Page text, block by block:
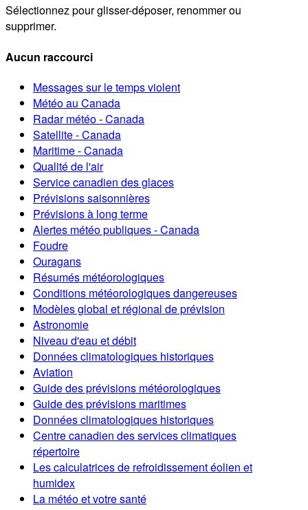
Sélectionnez pour glisser-déposer, renommer ou
supprimer.
Aucun raccourci
Messages sur le temps violent
Météo au Canada
Radar météo - Canada
Satellite - Canada
Maritime - Canada
Qualité de l'air
Service canadien des glaces
Prévisions saisonnières
Prévisions à long terme
Alertes météo publiques - Canada
Foudre
Ouragans
Résumés météorologiques
Conditions météorologiques dangereuses
Modèles global et régional de prévision
Astronomie
Niveau d'eau et débit
Données climatologiques historiques
Aviation
Guide des prévisions météorologiques
Guide des prévisions maritimes
Données climatologiques historiques
Centre canadien des services climatiques
répertoire
Les calculatrices de refroidissement éolien et
humidex
La météo et votre santé